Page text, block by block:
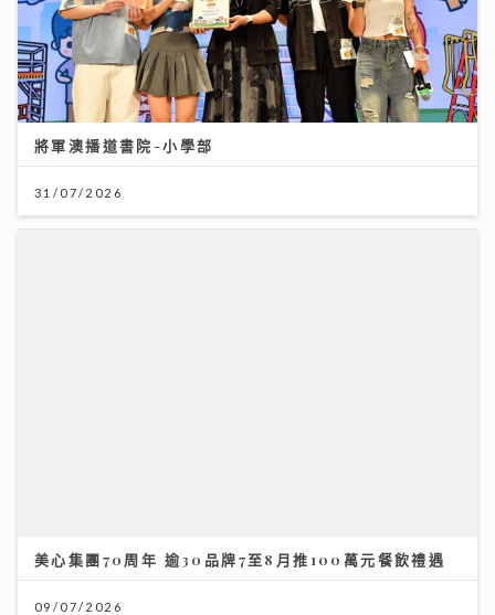
將軍澳播道書院-小學部
31/07/2026
美心集團70周年 逾30品牌7至8月推100萬元餐飲禮遇
09/07/2026